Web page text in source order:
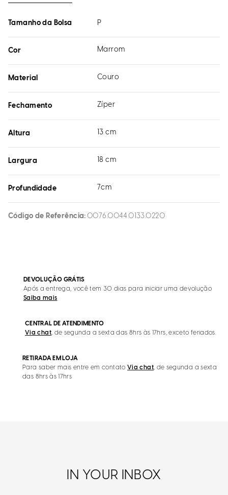
Tamanho da Bolsa P
Cor Marrom
Material Couro
Fechamento Zíper
Altura 13 cm
Largura 18 cm
Profundidade 7cm
Código de Referência 0076.0044.0133.0220
DEVOLUÇÃO GRÁTIS
Após a entrega, você tem 30 dias para iniciar uma devolução
Saiba mais
CENTRAL DE ATENDIMENTO
Via chat, de segunda a sexta das 8hrs às 17hrs, exceto feriados.
RETIRADA EM LOJA
Para saber mais entre em contato Via chat, de segunda a sexta
das 8hrs às 17hrs
IN YOUR INBOX